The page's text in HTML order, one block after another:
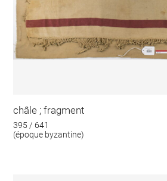
châle ; fragment
395 / 641
(époque byzantine)